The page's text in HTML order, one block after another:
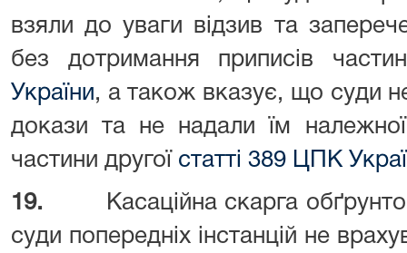
взяли до уваги відзив та
без дотримання приписів
України, а також вказує, що суди
докази та не надали їм
частини другої статті 389 ЦПК
19.
Касаційна скарга
суди попередніх інстанцій не